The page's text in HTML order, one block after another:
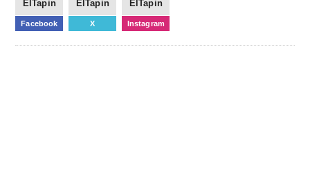
ElTapin
Facebook
ElTapin
X
ElTapin
Instagram